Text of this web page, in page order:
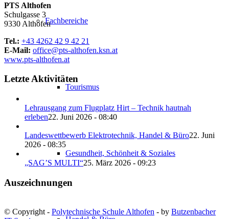
Fachbereiche
Tourismus
Gesundheit, Schönheit & Soziales
PTS Althofen
Schulgasse 3
9330 Althofen
Tel.: +43 4262 42 9 42 21
E-Mail: office@pts-althofen.ksn.at
www.pts-althofen.at
Letzte Aktivitäten
Lehrausgang zum Flugplatz Hirt – Technik hautnah
erleben22. Juni 2026 - 08:40
Landeswettbewerb Elektrotechnik, Handel & Büro22. Juni
2026 - 08:35
„SAG’S MULTI“25. März 2026 - 09:23
Auszeichnungen
© Copyright - Polytechnische Schule Althofen - by Butzenbacher